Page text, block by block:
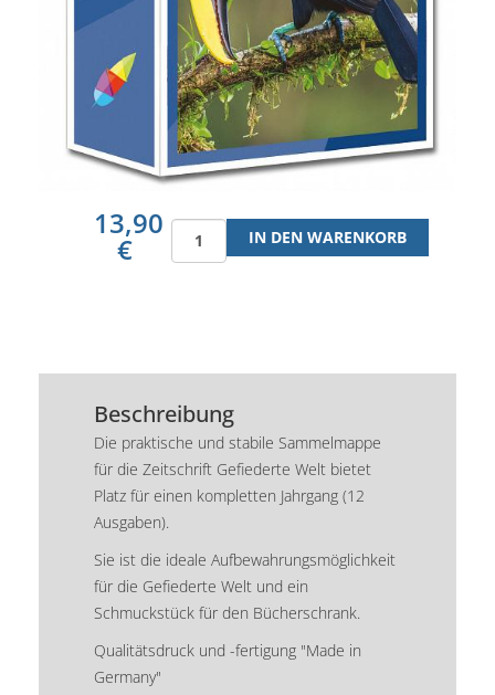
13,90
€
Beschreibung
Die praktische und stabile Sammelmappe
für die Zeitschrift Gefiederte Welt bietet
Platz für einen kompletten Jahrgang (12
Ausgaben).
Sie ist die ideale Aufbewahrungsmöglichkeit
für die Gefiederte Welt und ein
Schmuckstück für den Bücherschrank.
Qualitätsdruck und -fertigung "Made in
Germany"